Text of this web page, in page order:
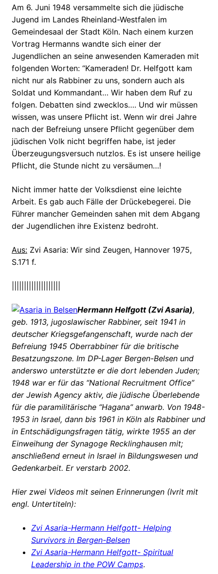
Am 6. Juni 1948 versammelte sich die jüdische
Jugend im Landes Rheinland-Westfalen im
Gemeindesaal der Stadt Köln. Nach einem kurzen
Vortrag Hermanns wandte sich einer der
Jugendlichen an seine anwesenden Kameraden mit
folgenden Worten: “Kameraden! Dr. Helfgott kam
nicht nur als Rabbiner zu uns, sondern auch als
Soldat und Kommandant… Wir haben dem Ruf zu
folgen. Debatten sind zwecklos…. Und wir müssen
wissen, was unsere Pflicht ist. Wenn wir drei Jahre
nach der Befreiung unsere Pflicht gegenüber dem
jüdischen Volk nicht begriffen habe, ist jeder
Überzeugungsversuch nutzlos. Es ist unsere heilige
Pflicht, die Stunde nicht zu versäumen…!
Nicht immer hatte der Volksdienst eine leichte
Arbeit. Es gab auch Fälle der Drückebegerei. Die
Führer mancher Gemeinden sahen mit dem Abgang
der Jugendlichen ihre Existenz bedroht.
Aus: Zvi Asaria: Wir sind Zeugen, Hannover 1975,
S.171 f.
Hermann Helfgott (Zvi Asaria),
geb. 1913, jugoslawischer Rabbiner, seit 1941 in
deutscher Kriegsgefangenschaft, wurde nach der
Befreiung 1945 Oberrabbiner für die britische
Besatzungszone. Im DP-Lager Bergen-Belsen und
anderswo unterstützte er die dort lebenden Juden;
1948 war er für das “National Recruitment Office”
der Jewish Agency aktiv, die jüdische Überlebende
für die paramilitärische “Hagana” anwarb. Von 1948-
1953 in Israel, dann bis 1961 in Köln als Rabbiner und
in Entschädigungsfragen tätig, wirkte 1955 an der
Einweihung der Synagoge Recklinghausen mit;
anschließend erneut in Israel in Bildungswesen und
Gedenkarbeit. Er verstarb 2002.
Hier zwei Videos mit seinen Erinnerungen (Ivrit mit
engl. Untertiteln):
Zvi Asaria-Hermann Helfgott- Helping
Survivors in Bergen-Belsen
Zvi Asaria-Hermann Helfgott- Spiritual
Leadership in the POW Camps.